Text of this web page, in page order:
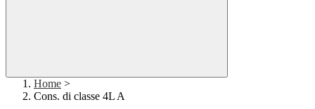
Home >
Cons. di classe 4L A